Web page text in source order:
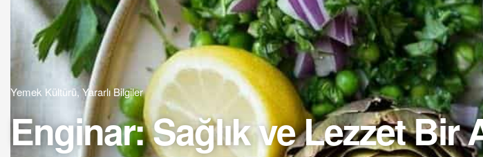
Yemek Kültürü, Yararlı Bilgiler
Enginar: Sağlık ve Lezzet Bir